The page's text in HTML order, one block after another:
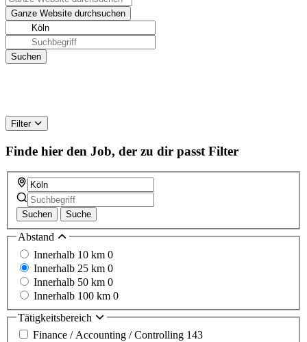
Filter
Finde hier den Job, der zu dir passt Filter
Suchen Suche
Abstand
Innerhalb 10 km 0
Innerhalb 25 km 0
Innerhalb 50 km 0
Innerhalb 100 km 0
Tätigkeitsbereich
Finance / Accounting / Controlling 143